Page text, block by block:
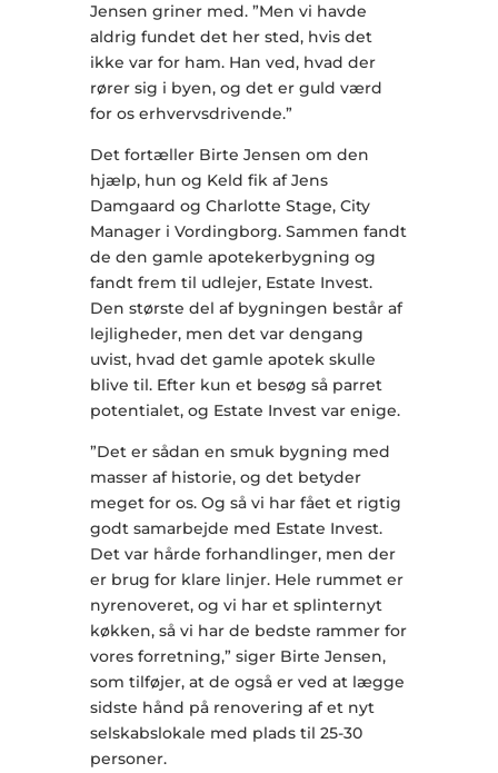
Jensen griner med. ”Men vi havde
aldrig fundet det her sted, hvis det
ikke var for ham. Han ved, hvad der
rører sig i byen, og det er guld værd
for os erhvervsdrivende.”
Det fortæller Birte Jensen om den
hjælp, hun og Keld fik af Jens
Damgaard og Charlotte Stage, City
Manager i Vordingborg. Sammen fandt
de den gamle apotekerbygning og
fandt frem til udlejer, Estate Invest.
Den største del af bygningen består af
lejligheder, men det var dengang
uvist, hvad det gamle apotek skulle
blive til. Efter kun et besøg så parret
potentialet, og Estate Invest var enige.
”Det er sådan en smuk bygning med
masser af historie, og det betyder
meget for os. Og så vi har fået et rigtig
godt samarbejde med Estate Invest.
Det var hårde forhandlinger, men der
er brug for klare linjer. Hele rummet er
nyrenoveret, og vi har et splinternyt
køkken, så vi har de bedste rammer for
vores forretning,” siger Birte Jensen,
som tilføjer, at de også er ved at lægge
sidste hånd på renovering af et nyt
selskabslokale med plads til 25-30
personer.